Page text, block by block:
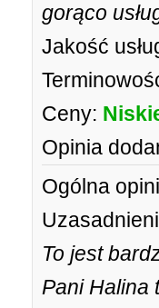
gorąco
Jakość
Ceny:
Opinia
Ogólna
To jest
Pani Halina